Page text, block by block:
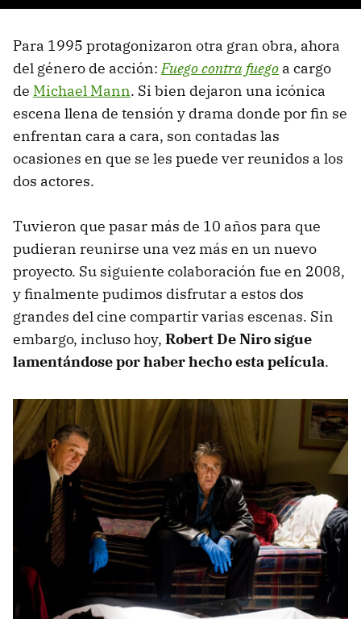
Para 1995 protagonizaron otra gran obra, ahora
del género de acción:Fuego contra fuego a cargo
de Michael Mann. Si bien dejaron una icónica
escena llena de tensión y drama donde por fin se
enfrentan cara a cara, son contadas las
ocasiones en que se les puede ver reunidos a los
dos actores.
Tuvieron que pasar más de 10 años para que
pudieran reunirse una vez más en un nuevo
proyecto. Su siguiente colaboración fue en 2008,
y finalmente pudimos disfrutar a estos dos
grandes del cine compartir varias escenas. Sin
embargo, incluso hoy, Robert De Niro sigue
lamentándose por haber hecho esta película.